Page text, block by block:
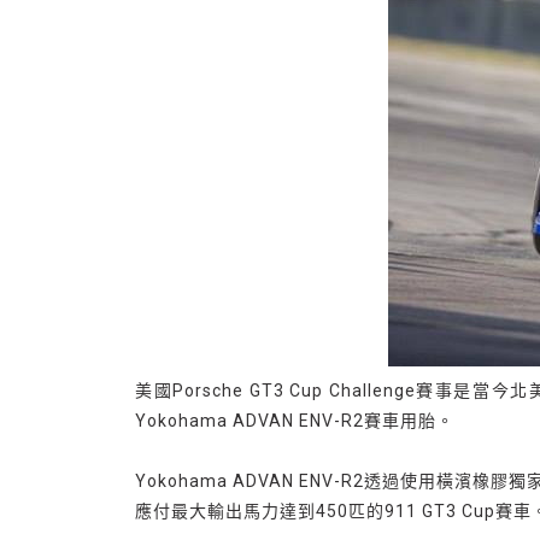
美國Porsche GT3 Cup Challenge賽事是當今北
Yokohama ADVAN ENV-R2賽車用胎。
Yokohama ADVAN ENV-R2透過使用橫濱橡膠獨
應付最大輸出馬力達到450匹的911 GT3 Cup賽車